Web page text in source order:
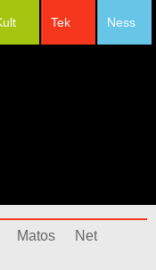
Ness
Tek
Matos
Net